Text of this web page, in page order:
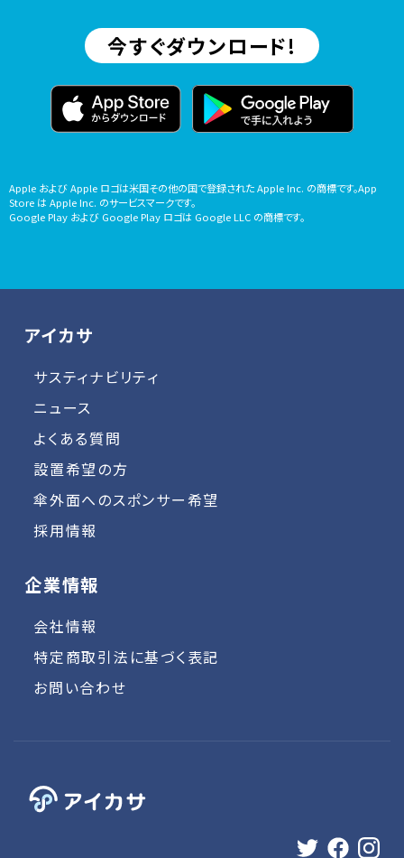
今すぐダウンロード!
Apple および Apple ロゴは米国その他の国で登録された Apple Inc. の商標です。App
Store は Apple Inc. のサービスマークです。
Google Play および Google Play ロゴは Google LLC の商標です。
アイカサ
サスティナビリティ
ニュース
よくある質問
設置希望の方
傘外面へのスポンサー希望
採用情報
企業情報
会社情報
特定商取引法に基づく表記
お問い合わせ